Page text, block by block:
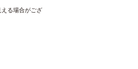
る場合がござ